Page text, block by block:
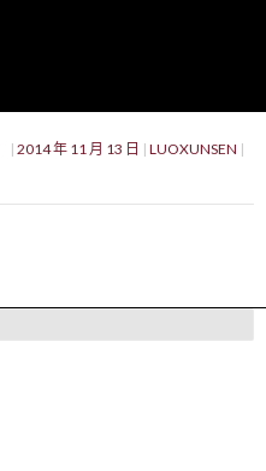
2014 年 11 月 13 日
LUOXUNSEN